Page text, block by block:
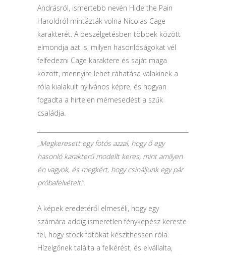
Andrásról, ismertebb nevén Hide the Pain
Haroldról mintázták volna Nicolas Cage
karakterét. A beszélgetésben többek között
elmondja azt is, milyen hasonlóságokat vél
felfedezni Cage karaktere és saját maga
között, mennyire lehet ráhatása valakinek a
róla kialakult nyilvános képre, és hogyan
fogadta a hirtelen mémesedést a szűk
családja.
„Megkeresett egy fotós azzal, hogy ő egy
hasonló karakterű modellt keres, mint amilyen
én vagyok, és megkért, hogy csináljunk egy pár
próbafelvételt.”
A képek eredetéről elmeséli, hogy egy
számára addig ismeretlen fényképész kereste
fel, hogy stock fotókat készíthessen róla.
Hízelgőnek találta a felkérést, és elvállalta,